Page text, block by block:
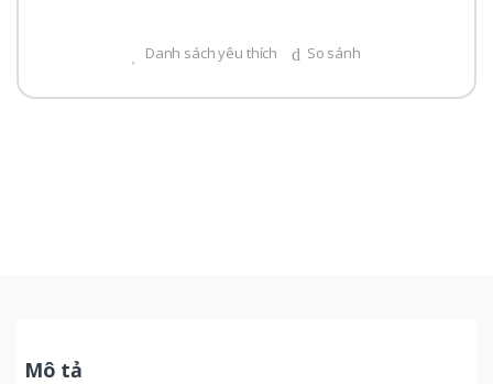
Danh sách yêu thích So sánh
Mô tả